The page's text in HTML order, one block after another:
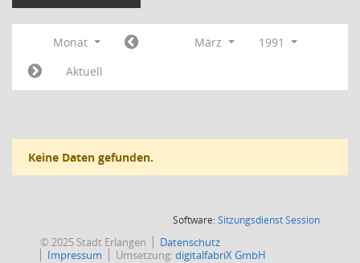
Monat März
1991
Aktuell
Keine Daten gefunden.
Software:SitzungsdienstSession(Wird in
© 2025 Stadt Erlangen
Datenschutz
Impressum
Umsetzung:digitalfabriX GmbH